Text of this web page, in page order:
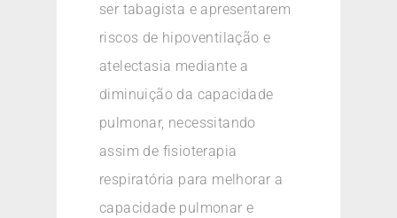
ser tabagista e apresentarem
riscos de hipoventilação e
atelectasia mediante a
diminuição da capacidade
pulmonar, necessitando
assim de fisioterapia
respiratória para melhorar a
capacidade pulmonar e